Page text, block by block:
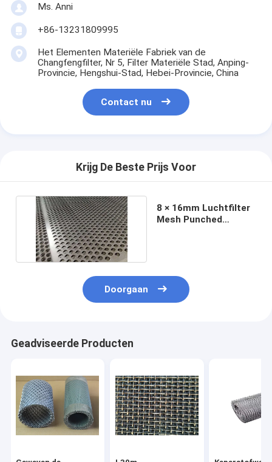
Ms. Anni
+86-13231809995
Het Elementen Materiële Fabriek van de
Changfengfilter, Nr 5, Filter Materiële Stad, Anping-
Provincie, Hengshui-Stad, Hebei-Provincie, China
Contact nu
Krijg De Beste Prijs Voor
8 × 16mm Luchtfilter
Mesh Punched
Doorgaan
Geadviseerde Producten